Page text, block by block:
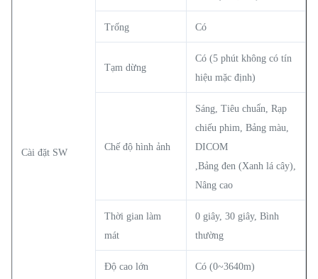
Cài đặt SW
Trống Có
Tạm dừng
Có (5 phút không có tín
hiệu mặc định)
Chế độ hình ảnh
Sáng, Tiêu chuẩn, Rạp
chiếu phim, Bảng màu,
DICOM
,Bảng đen (Xanh lá cây),
Nâng cao
Thời gian làm
mát
0 giây, 30 giây, Bình
thường
Độ cao lớn Có (0~3640m)